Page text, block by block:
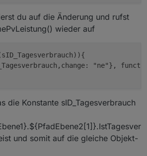
du auf die Änderung und rufst
wieder auf
"ne"},
die Konstante sID_Tagesverbrauch
und somit auf die gleiche Objekt-